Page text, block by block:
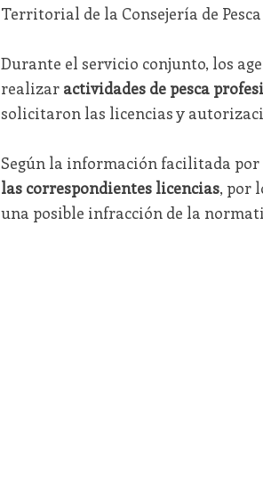
Territorial de la Consejería de
Durante el servicio conjunto, los
realizar actividades de pesca
solicitaron las licencias y
Según la información facilitada
las correspondientes licencias, por
una posible infracción de la